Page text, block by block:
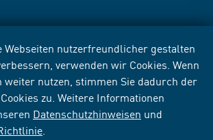
nutzerfreundlicher gestalten
verwenden wir Cookies. Wenn
weiter nutzen, stimmen Sie dadurch der
zu. Weitere Informationen
Datenschutzhinweisen und